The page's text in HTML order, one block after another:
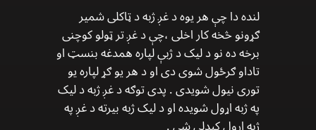
لنده دا چې هر یوه د غږ ژبه د ټاکلی شمیر
ګړونو څخه کار اخلی ،چې د غږ تر ټولو کوچنی
برخه ده نو د لیک د ژبې لپاره همدغه بنسټ او
تاداو ګرځول شوی دی او د هر یو ګړ لپاره یو
توری نیول شویدی . پدی توګه د غږ ژبه د لیک
په ژبه اړول شویده او د لیک ژبه بیرته د غږ په